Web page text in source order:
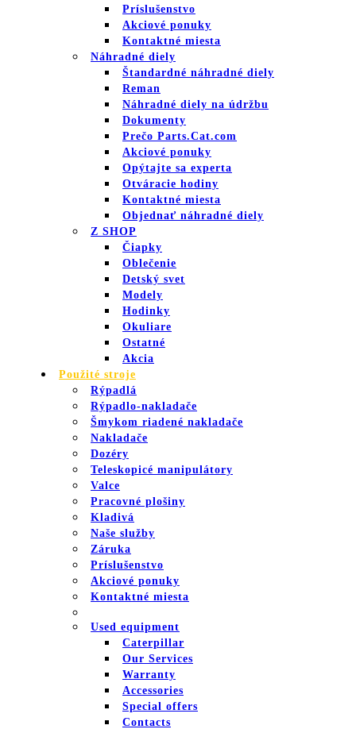
Príslušenstvo
Akciové ponuky
Kontaktné miesta
Náhradné diely
Štandardné náhradné diely
Reman
Náhradné diely na údržbu
Dokumenty
Prečo Parts.Cat.com
Akciové ponuky
Opýtajte sa experta
Otváracie hodiny
Kontaktné miesta
Objednať náhradné diely
Z SHOP
Čiapky
Oblečenie
Detský svet
Modely
Hodinky
Okuliare
Ostatné
Akcia
Použité stroje
Rýpadlá
Rýpadlo-nakladače
Šmykom riadené nakladače
Nakladače
Dozéry
Teleskopicé manipulátory
Valce
Pracovné plošiny
Kladivá
Naše služby
Záruka
Príslušenstvo
Akciové ponuky
Kontaktné miesta
Used equipment
Caterpillar
Our Services
Warranty
Accessories
Special offers
Contacts